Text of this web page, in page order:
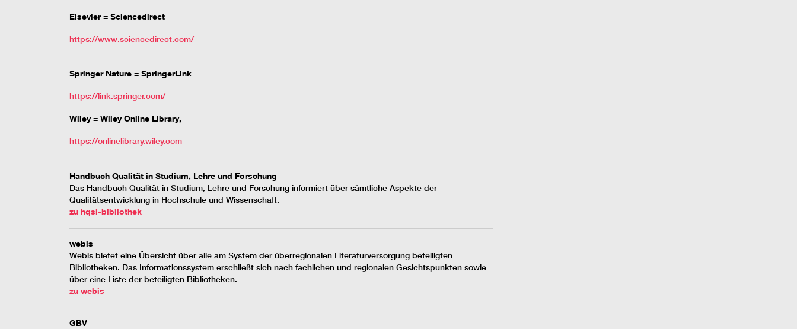
Elsevier = Sciencedirect
https://www.sciencedirect.com/
Springer Nature = SpringerLink
https://link.springer.com/
Wiley = Wiley Online Library,
https://onlinelibrary.wiley.com
Handbuch Qualität in Studium, Lehre und Forschung
Das Handbuch Qualität in Studium, Lehre und Forschung informiert über sämtliche Aspekte der
Qualitätsentwicklung in Hochschule und Wissenschaft.
zu hqsl-bibliothek
webis
Webis bietet eine Übersicht über alle am System der überregionalen Literaturversorgung beteiligten
Bibliotheken. Das Informationssystem erschließt sich nach fachlichen und regionalen Gesichtspunkten sowie
über eine Liste der beteiligten Bibliotheken.
zu webis
GBV